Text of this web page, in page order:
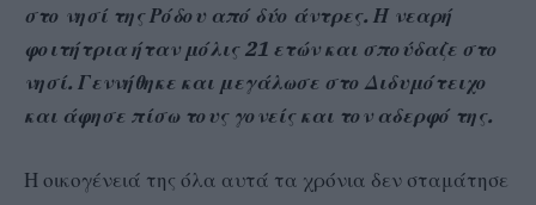
στο νησί της Ρόδου από δύο άντρες. Η νεαρή
φοιτήτρια ήταν μόλις 21 ετών και σπούδαζε στο
νησί. Γεννήθηκε και μεγάλωσε στο Διδυμότειχο
και άφησε πίσω τους γονείς και τον αδερφό της.
Η οικογένειά της όλα αυτά τα χρόνια δεν σταμάτησε